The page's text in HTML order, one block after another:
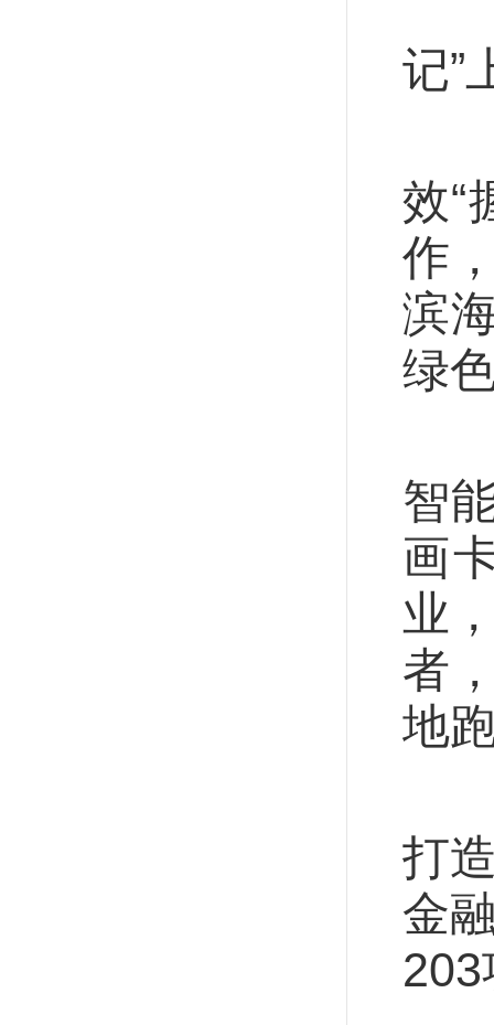
记”
效“
作
滨
绿
智
画
业
者
地
打
金
203